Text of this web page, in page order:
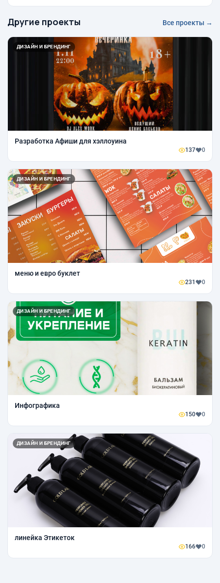
Другие проекты Все проекты →
ДИЗАЙН И БРЕНДИНГ
Разработка Афиши для хэллоуина
137 0
ДИЗАЙН И БРЕНДИНГ
меню и евро буклет
231 0
ДИЗАЙН И БРЕНДИНГ
Инфографика
150 0
ДИЗАЙН И БРЕНДИНГ
линейка Этикеток
166 0